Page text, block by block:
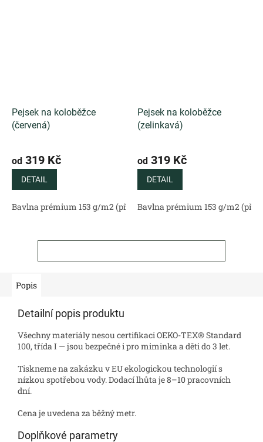
Pejsek na koloběžce
(červená)
od 319 Kč
DETAIL
Bavlna prémium 153 g/m2 (přírodní) Bavlněný satén 130 g/
Pejsek na koloběžce
(zelinkavá)
od 319 Kč
DETAIL
Bavlna prémium 153 g/m2
Popis
Detailní popis produktu
Všechny materiály nesou certifikaci OEKO-TEX® Standard
100, třída I — jsou bezpečné i pro miminka a děti do 3 let.
Tiskneme na zakázku v EU ekologickou technologií s
nízkou spotřebou vody. Dodací lhůta je 8–10 pracovních
dní.
Cena je uvedena za běžný metr.
Doplňkové parametry